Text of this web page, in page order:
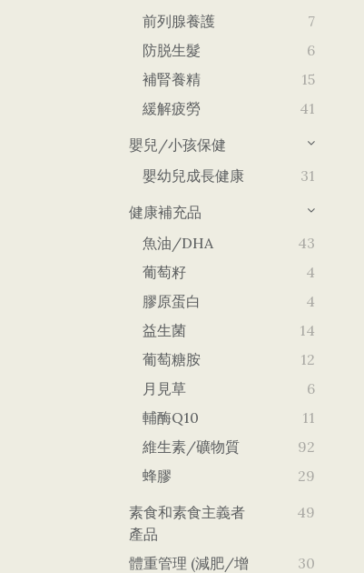
前列腺養護
7
防脱生髮
6
補腎養精
15
緩解疲勞
41
嬰兒/小孩保健
嬰幼兒成長健康
31
健康補充品
魚油/DHA
43
葡萄籽
4
膠原蛋白
4
益生菌
14
葡萄糖胺
12
月見草
6
輔酶Q10
11
維生素/礦物質
92
蜂膠
29
素食和素食主義者
產品
49
體重管理 (減肥/增
30